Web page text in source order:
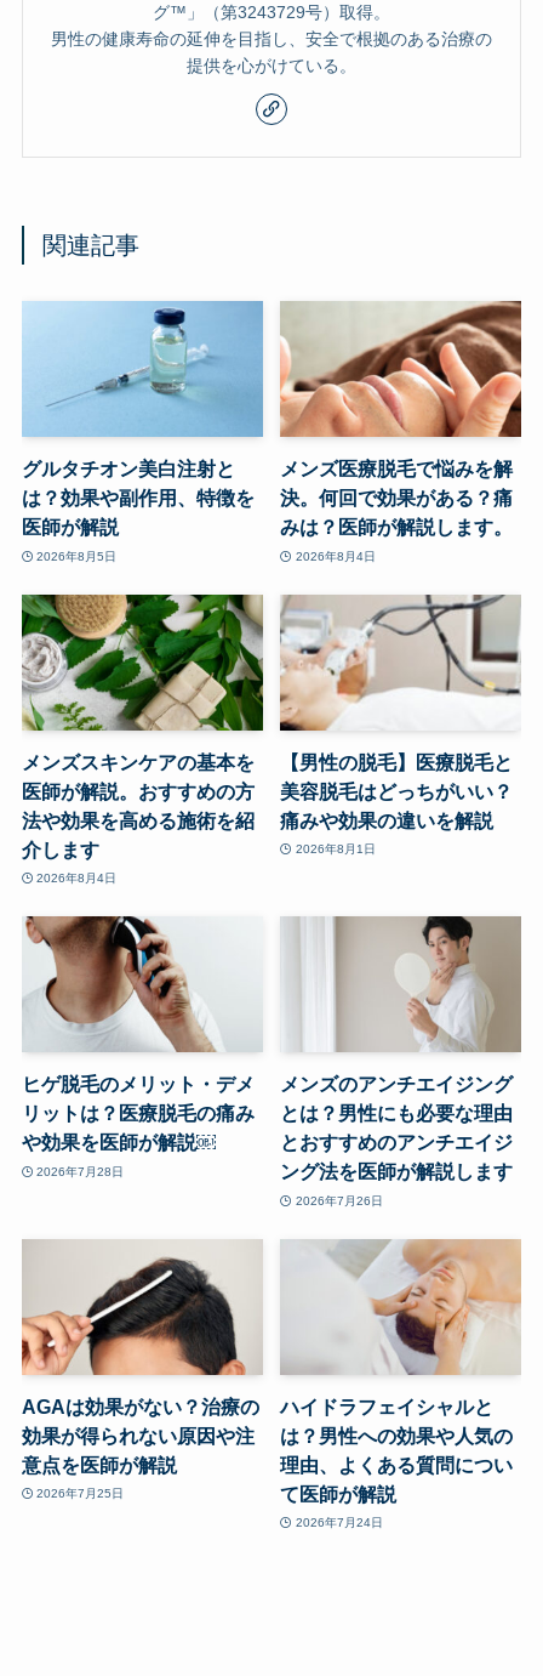
グ™」（第3243729号）取得。
男性の健康寿命の延伸を目指し、安全で根拠のある治療の
提供を心がけている。
関連記事
グルタチオン美白注射と
は？効果や副作用、特徴を
医師が解説
2026年8月5日
メンズ医療脱毛で悩みを解
決。何回で効果がある？痛
みは？医師が解説します。
2026年8月4日
メンズスキンケアの基本を
医師が解説。おすすめの方
法や効果を高める施術を紹
介します
2026年8月4日
【男性の脱毛】医療脱毛と
美容脱毛はどっちがいい？
痛みや効果の違いを解説
2026年8月1日
ヒゲ脱毛のメリット・デメ
リットは？医療脱毛の痛み
や効果を医師が解説￼
2026年7月28日
メンズのアンチエイジング
とは？男性にも必要な理由
とおすすめのアンチエイジ
ング法を医師が解説します
2026年7月26日
AGAは効果がない？治療の
効果が得られない原因や注
意点を医師が解説
2026年7月25日
ハイドラフェイシャルと
は？男性への効果や人気の
理由、よくある質問につい
て医師が解説
2026年7月24日